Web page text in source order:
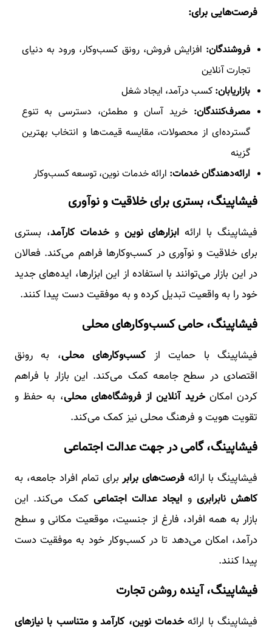
فرصت‌هایی برای:
فروشندگان: افزایش فروش، رونق کسب‌وکار، ورود به دنیای
تجارت آنلاین
بازاریابان: کسب درآمد، ایجاد شغل
مصرف‌کنندگان: خرید آسان و مطمئن، دسترسی به تنوع
گسترده‌ای از محصولات، مقایسه قیمت‌ها و انتخاب بهترین
گزینه
ارائه‌دهندگان خدمات: ارائه خدمات نوین، توسعه کسب‌وکار
فیشاپینگ، بستری برای خلاقیت و نوآوری
فیشاپینگ با ارائه ابزارهای نوین وخدمات کارآمد، بستری
برای خلاقیت و نوآوری در کسب‌وکارها فراهم می‌کند. فعالان
در این بازار می‌توانند با استفاده از این ابزارها، ایده‌های جدید
خود را به واقعیت تبدیل کرده و به موفقیت دست پیدا کنند.
فیشاپینگ، حامی کسب‌وکارهای محلی
فیشاپینگ با حمایت از کسب‌وکارهای محلی، به رونق
اقتصادی در سطح جامعه کمک می‌کند. این بازار با فراهم
کردن امکانخرید آنلاین از فروشگاه‌های محلی، به حفظ و
تقویت هویت و فرهنگ محلی نیز کمک می‌کند.
فیشاپینگ، گامی در جهت عدالت اجتماعی
فیشاپینگ با ارائه فرصت‌های برابربرای تمام افراد جامعه، به
کاهش نابرابری و ایجاد عدالت اجتماعی کمک می‌کند. این
بازار به همه افراد، فارغ از جنسیت، موقعیت مکانی و سطح
درآمد، امکان می‌دهد تا در کسب‌وکار خود به موفقیت دست
پیدا کنند.
فیشاپینگ، آینده روشن تجارت
فیشاپینگ با ارائه خدمات نوین، کارآمد و متناسب با نیازهای